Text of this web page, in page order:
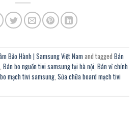
Bảo Hành | Samsung Việt Nam and tagged Bán
Bán bo nguồn tivi samsung tại hà nội Bán vỉ chính
mạch tivi samsung Sửa chữa board mạch tivi